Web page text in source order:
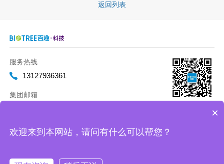
返回列表
服务热线
13127936361
集团邮箱
×
欢迎来到本网站，请问有什么可以帮您？